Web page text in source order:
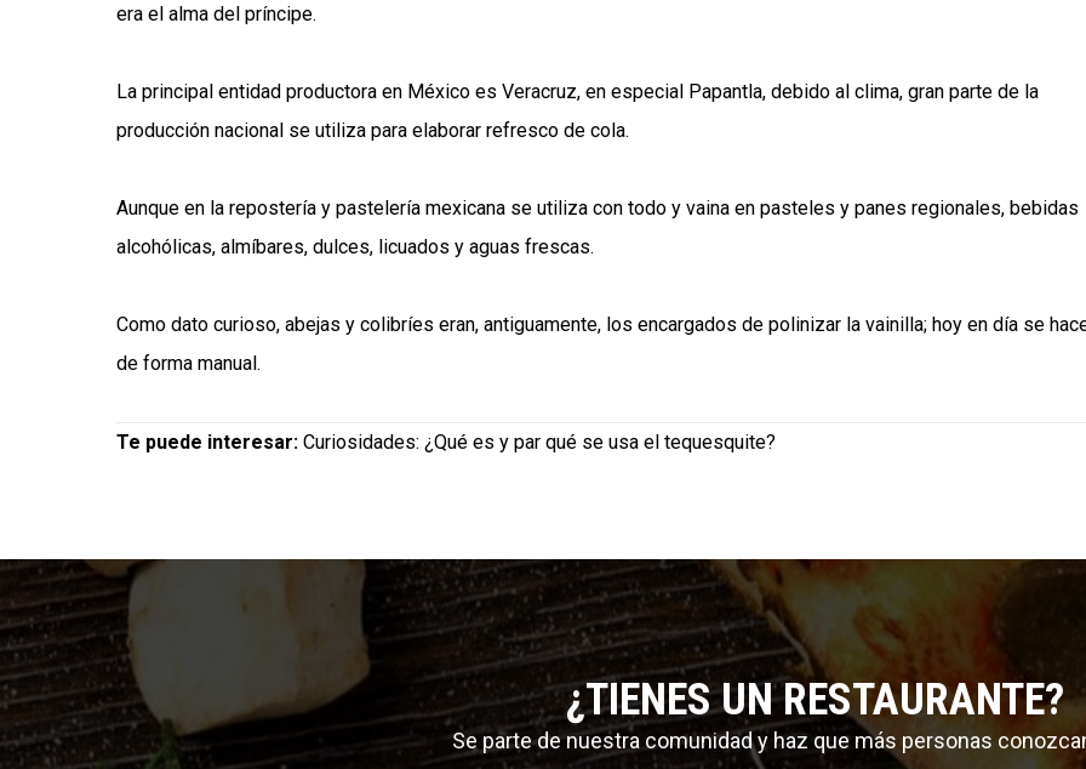
era el alma del príncipe.
La principal entidad productora en México es Veracruz, en especial Papantla, debido al clima, gran parte de la
producción nacional se utiliza para elaborar refresco de cola.
Aunque en la repostería y pastelería mexicana se utiliza con todo y vaina en pasteles y panes regionales, bebidas
alcohólicas, almíbares, dulces, licuados y aguas frescas.
Como dato curioso, abejas y colibríes eran, antiguamente, los encargados de polinizar la vainilla; hoy en día se
de forma manual.
Te puede interesar: Curiosidades: ¿Qué es y par qué se usa el tequesquite?
¿TIENES UN RESTAURANTE?
Se parte de nuestra comunidad y haz que más personas